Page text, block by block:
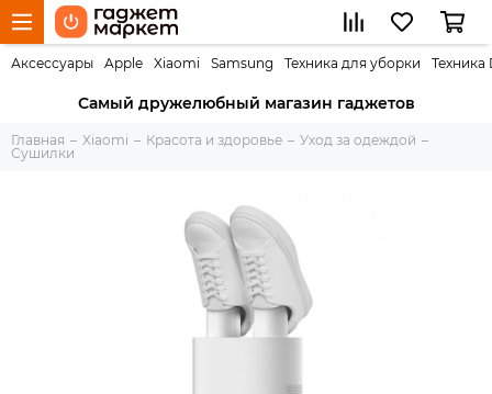
Аксессуары Apple Xiaomi Samsung Техника для уборки Техника
Самый дружелюбный магазин гаджетов
Главная Xiaomi Красота и здоровье
Уход за одеждой
Сушилки